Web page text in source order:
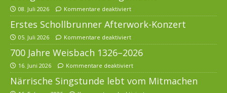
08. Juli 2026 Kommentare deaktiviert
Erstes Schollbrunner Afterwork-Konzert
05. Juli 2026 Kommentare deaktiviert
700 Jahre Weisbach 1326–2026
16. Juni 2026 Kommentare deaktiviert
Närrische Singstunde lebt vom Mitmachen